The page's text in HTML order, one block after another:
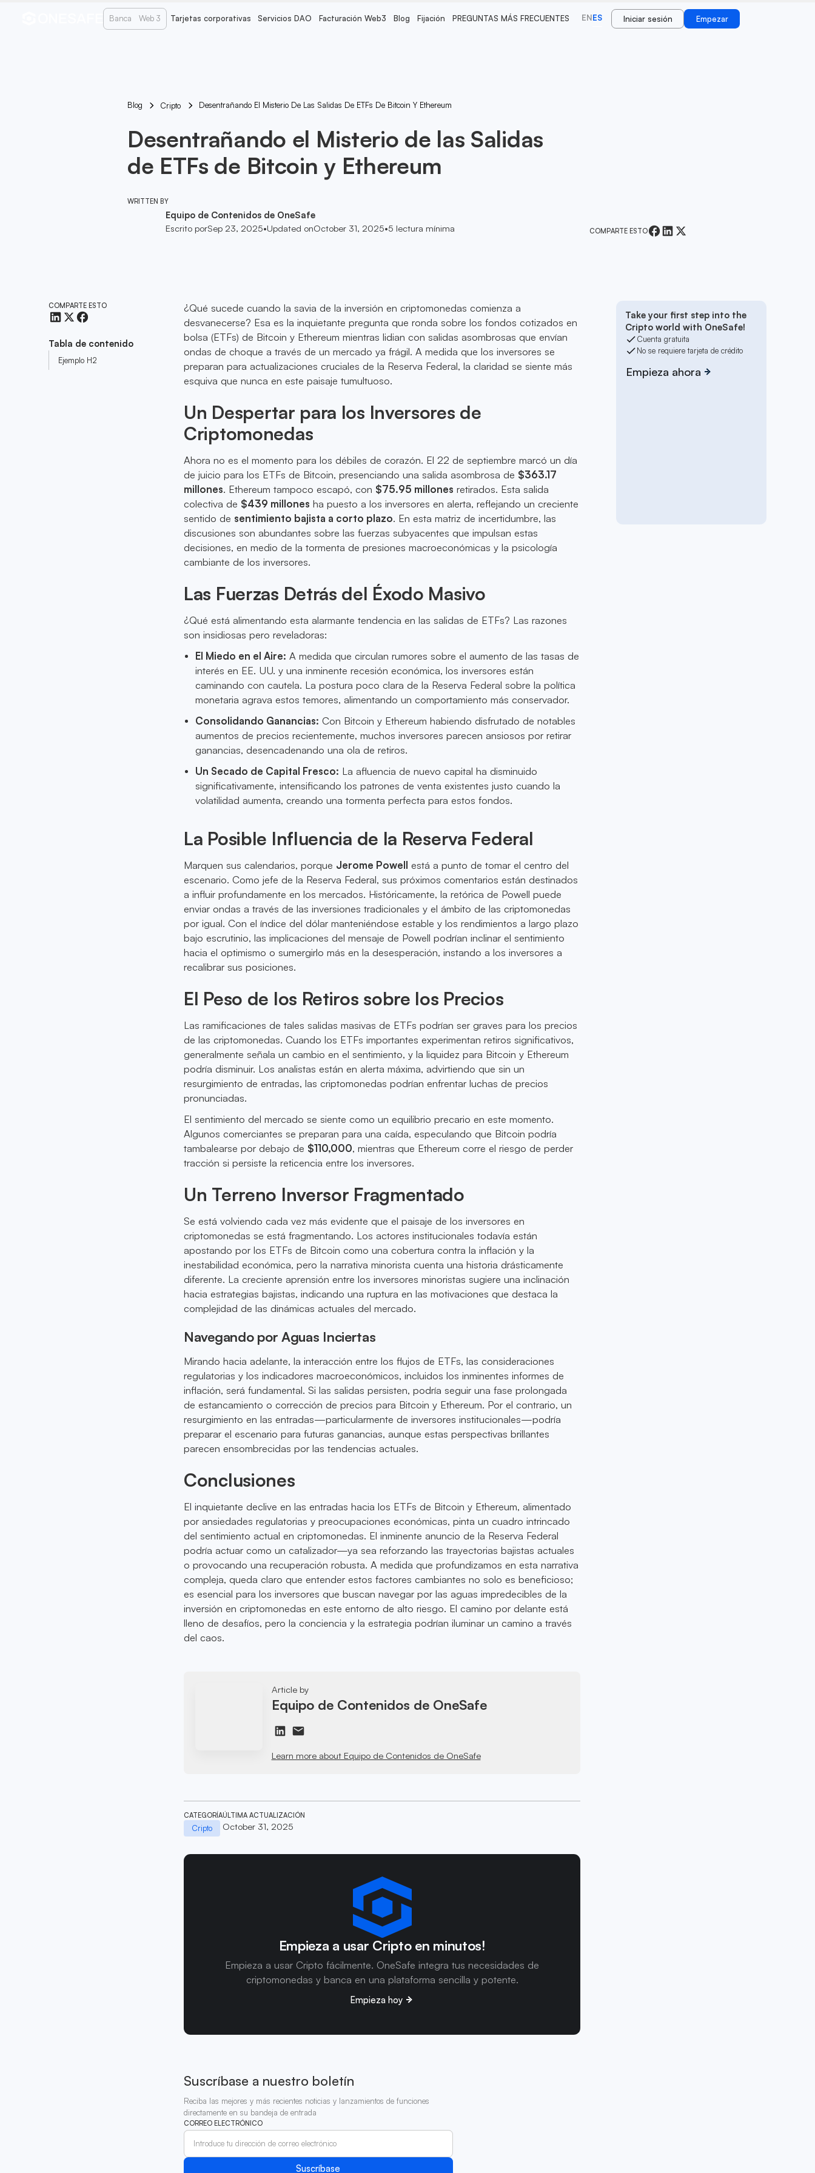
Banca Web 3 Tarjetas corporativas Servicios DAO Facturación Web3 Blog Fijación PREGUNTAS MÁS FRECUENTES ENES Iniciar sesión Empezar
Blog Cripto Desentrañando El Misterio De Las Salidas De ETFs De Bitcoin Y Ethereum
Desentrañando el Misterio de las Salidas
de ETFs de Bitcoin y Ethereum
WRITTEN BY
Equipo de Contenidos de OneSafe
Escrito porSep 23, 2025•Updated onOctober 31, 2025•5 lectura mínima COMPARTE ESTO
COMPARTE ESTO
Tabla de contenido
Ejemplo H2
¿Qué sucede cuando la savia de la inversión en criptomonedas comienza a
desvanecerse? Esa es la inquietante pregunta que ronda sobre los fondos cotizados en
bolsa (ETFs) de Bitcoin y Ethereum mientras lidian con salidas asombrosas que envían
ondas de choque a través de un mercado ya frágil. A medida que los inversores se
preparan para actualizaciones cruciales de la Reserva Federal, la claridad se siente más
esquiva que nunca en este paisaje tumultuoso.
Un Despertar para los Inversores de
Criptomonedas
Ahora no es el momento para los débiles de corazón. El 22 de septiembre marcó un día
de juicio para los ETFs de Bitcoin, presenciando una salida asombrosa de $363.17
millones. Ethereum tampoco escapó, con $75.95 millones retirados. Esta salida
colectiva de $439 millones ha puesto a los inversores en alerta, reflejando un creciente
sentido de sentimiento bajista a corto plazo. En esta matriz de incertidumbre, las
discusiones son abundantes sobre las fuerzas subyacentes que impulsan estas
decisiones, en medio de la tormenta de presiones macroeconómicas y la psicología
cambiante de los inversores.
Las Fuerzas Detrás del Éxodo Masivo
¿Qué está alimentando esta alarmante tendencia en las salidas de ETFs? Las razones
son insidiosas pero reveladoras:
El Miedo en el Aire: A medida que circulan rumores sobre el aumento de las tasas de
interés en EE. UU. y una inminente recesión económica, los inversores están
caminando con cautela. La postura poco clara de la Reserva Federal sobre la política
monetaria agrava estos temores, alimentando un comportamiento más conservador.
Consolidando Ganancias: Con Bitcoin y Ethereum habiendo disfrutado de notables
aumentos de precios recientemente, muchos inversores parecen ansiosos por retirar
ganancias, desencadenando una ola de retiros.
Un Secado de Capital Fresco: La afluencia de nuevo capital ha disminuido
significativamente, intensificando los patrones de venta existentes justo cuando la
volatilidad aumenta, creando una tormenta perfecta para estos fondos.
La Posible Influencia de la Reserva Federal
Marquen sus calendarios, porque Jerome Powell está a punto de tomar el centro del
escenario. Como jefe de la Reserva Federal, sus próximos comentarios están destinados
a influir profundamente en los mercados. Históricamente, la retórica de Powell puede
enviar ondas a través de las inversiones tradicionales y el ámbito de las criptomonedas
por igual. Con el índice del dólar manteniéndose estable y los rendimientos a largo plazo
bajo escrutinio, las implicaciones del mensaje de Powell podrían inclinar el sentimiento
hacia el optimismo o sumergirlo más en la desesperación, instando a los inversores a
recalibrar sus posiciones.
El Peso de los Retiros sobre los Precios
Las ramificaciones de tales salidas masivas de ETFs podrían ser graves para los precios
de las criptomonedas. Cuando los ETFs importantes experimentan retiros significativos,
generalmente señala un cambio en el sentimiento, y la liquidez para Bitcoin y Ethereum
podría disminuir. Los analistas están en alerta máxima, advirtiendo que sin un
resurgimiento de entradas, las criptomonedas podrían enfrentar luchas de precios
pronunciadas.
El sentimiento del mercado se siente como un equilibrio precario en este momento.
Algunos comerciantes se preparan para una caída, especulando que Bitcoin podría
tambalearse por debajo de $110,000, mientras que Ethereum corre el riesgo de perder
tracción si persiste la reticencia entre los inversores.
Un Terreno Inversor Fragmentado
Se está volviendo cada vez más evidente que el paisaje de los inversores en
criptomonedas se está fragmentando. Los actores institucionales todavía están
apostando por los ETFs de Bitcoin como una cobertura contra la inflación y la
inestabilidad económica, pero la narrativa minorista cuenta una historia drásticamente
diferente. La creciente aprensión entre los inversores minoristas sugiere una inclinación
hacia estrategias bajistas, indicando una ruptura en las motivaciones que destaca la
complejidad de las dinámicas actuales del mercado.
Navegando por Aguas Inciertas
Mirando hacia adelante, la interacción entre los flujos de ETFs, las consideraciones
regulatorias y los indicadores macroeconómicos, incluidos los inminentes informes de
inflación, será fundamental. Si las salidas persisten, podría seguir una fase prolongada
de estancamiento o corrección de precios para Bitcoin y Ethereum. Por el contrario, un
resurgimiento en las entradas—particularmente de inversores institucionales—podría
preparar el escenario para futuras ganancias, aunque estas perspectivas brillantes
parecen ensombrecidas por las tendencias actuales.
Conclusiones
El inquietante declive en las entradas hacia los ETFs de Bitcoin y Ethereum, alimentado
por ansiedades regulatorias y preocupaciones económicas, pinta un cuadro intrincado
del sentimiento actual en criptomonedas. El inminente anuncio de la Reserva Federal
podría actuar como un catalizador—ya sea reforzando las trayectorias bajistas actuales
o provocando una recuperación robusta. A medida que profundizamos en esta narrativa
compleja, queda claro que entender estos factores cambiantes no solo es beneficioso;
es esencial para los inversores que buscan navegar por las aguas impredecibles de la
inversión en criptomonedas en este entorno de alto riesgo. El camino por delante está
lleno de desafíos, pero la conciencia y la estrategia podrían iluminar un camino a través
del caos.
Article by
Equipo de Contenidos de OneSafe
Learn more about Equipo de Contenidos de OneSafe
CATEGORÍA
Cripto
ÚLTIMA ACTUALIZACIÓN
October 31, 2025
Empieza a usar Cripto en minutos!
Empieza a usar Cripto fácilmente. OneSafe integra tus necesidades de
criptomonedas y banca en una plataforma sencilla y potente.
Empieza hoy
Suscríbase a nuestro boletín
Reciba las mejores y más recientes noticias y lanzamientos de funciones
directamente en su bandeja de entrada
CORREO ELECTRÓNICO
Take your first step into the
Cripto world with OneSafe!
Cuenta gratuita
No se requiere tarjeta de crédito
Empieza ahora